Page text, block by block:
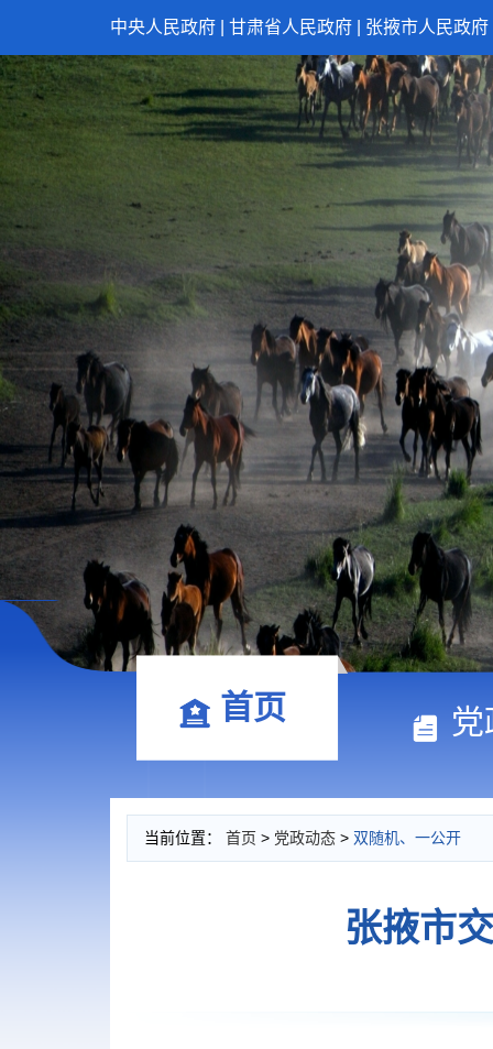
中央人民政府 甘肃省人民政府 张掖市人民政府
首页 党
当前位置： 首页 > 党政动态 > 双随机、一公开
张掖市